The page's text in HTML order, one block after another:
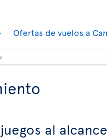
Ofertas de vuelos a
al